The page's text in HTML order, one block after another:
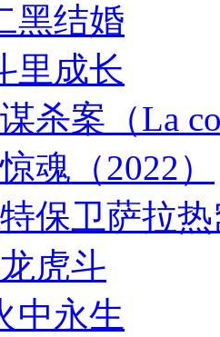
黑结婚
里成长
杀案（La
魂（2022）
保卫萨拉热
虎斗
中永生